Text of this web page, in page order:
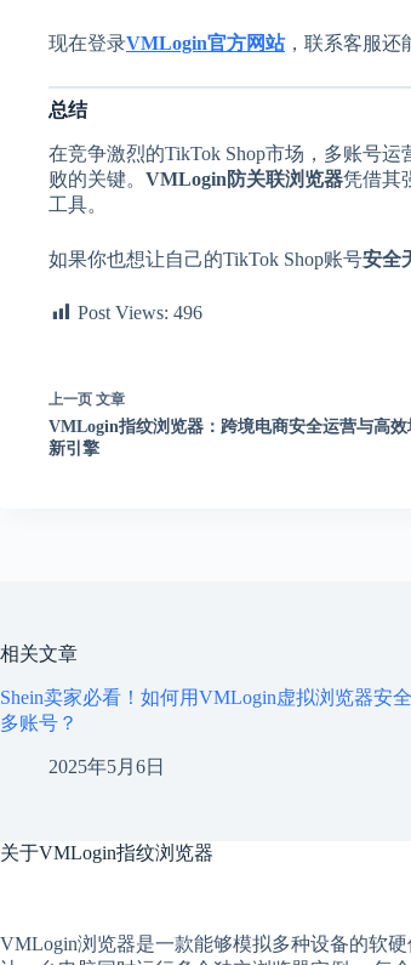
现在登录VMLogin官方网站，联系客服还
总结
在竞争激烈的TikTok Shop市场，多账号
败的关键。 VMLogin防关联浏览器凭借其
工具。
如果你也想让自己的TikTok Shop账号安全
Post Views: 496
上一页 文章
VMLogin指纹浏览器：跨境电商安全运营与高效
新引擎
相关文章
Shein卖家必看！如何用VMLogin虚拟浏览器安
多账号？
2025年5月6日
关于VMLogin指纹浏览器
VMLogin浏览器是一款能够模拟多种设备的软